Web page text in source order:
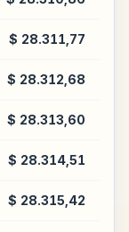
$ 28.311,77
$ 28.312,68
$ 28.313,60
$ 28.314,51
$ 28.315,42